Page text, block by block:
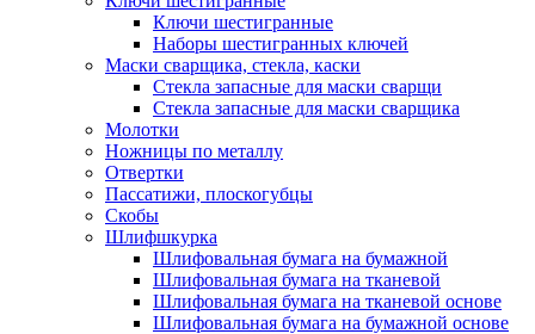
Ключи шестигранные
Наборы шестигранных ключей
Маски сварщика, стекла, каски
Стекла запасные для маски сварщи
Стекла запасные для маски сварщика
Молотки
Ножницы по металлу
Отвертки
Пассатижи, плоскогубцы
Скобы
Шлифшкурка
Шлифовальная бумага на бумажной
Шлифовальная бумага на тканевой
Шлифовальная бумага на тканевой основе
Шлифовальная бумага на бумажной основе